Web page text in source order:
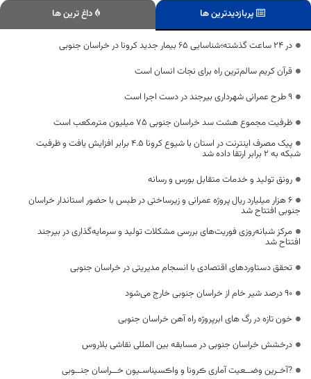
پربازدیدترین ها داغ ترین ها
در 24 ساعت گذشته؛شناسایی 65 بیمار جدید کرونا در خراسان جنوبی
قرآن کریم سالم‌ترین راه برای نجات انسان است
9 طرح عمرانی شهرداری بیرجند در دست اجرا است
ظرفیت مجموع هشت سد خراسان جنوبی ۷۵ میلیون مترمکعب است
پیک مصرف اینترنت در استان با شیوع کرونا ۴.۵ برابر افزایش یافت و ظرفیت
شبکه به ۲ برابر ارتقا داده شد
رونق تولید و خدمات متقابل بورس و رسانه
۶ هزار میلیارد ریال پروژه عمرانی و زیرساختی در طبس با حضور استاندار خراسان
جنوبی افتتاح شد
مرکز شبانه‌روزی فوریت‌های بررسی مشکلات تولید و سرمایه‌گذاری در بیرجند
افتتاح شد
تحقق دستاوردهای اقتصادی با انسجام مدیریتی در خراسان جنوبی
۹۰ درصد شیر خام از خراسان جنوبی خارج می‌شود
خون تازه در رگ های ابرپروژه راه آهن خراسان جنوبی
درخشش خراسان جنوبی در مسابقه بین المللی نقاشی بلاروس
?آخـرین وضــعیت آماری ڪرونا و واڪسیناسـیون خــراسان جنــوبی